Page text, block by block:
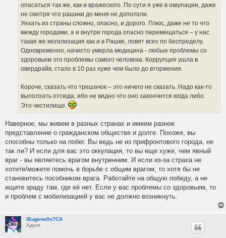
опасаться так же, как и вражеского. По сути я уже в оккупации, даже
не смотря что рашики до меня не доползли.
Уехать из страны сложно, опасно, и дорого. Плюс, даже не то что
между городами, а и внутри города опасно перемещаться – у нас
такая же могилизация как и в Рашке, ловят всех по беспределу.
Одновременно, начисто умерла медицина - любые проблемы со
здоровьем это проблемы самого человека. Коррупция ушла в
овердрайв, стало в 10 раз хуже чем было до вторжения.
Короче, сказать что трешачок – это ничего не сказать. Надо как-то
выползать отсюда, ибо не видно что оно закончится когда либо.
Это чистилище.
Наверное, мы живем в разных странах и имеем разное
представление о гражданском обществе и долге. Похоже, вы
способны только на побег. Вы ведь не из прифронтового города, не
так ли? И если для вас это оккупация, то вы еще хуже, чем явный
враг - вы являетесь врагом внутренним. И если из-за страха не
хотите/можете помочь в борьбе с общим врагом, то хотя бы не
становитесь пособником врага. Работайте на общую победу, а не
ищите зраду там, где её нет. Если у вас проблемы со здоровьем, то
и проблем с мобилизацией у вас не должно возникнуть.
iEugene0x7CA
Адепт